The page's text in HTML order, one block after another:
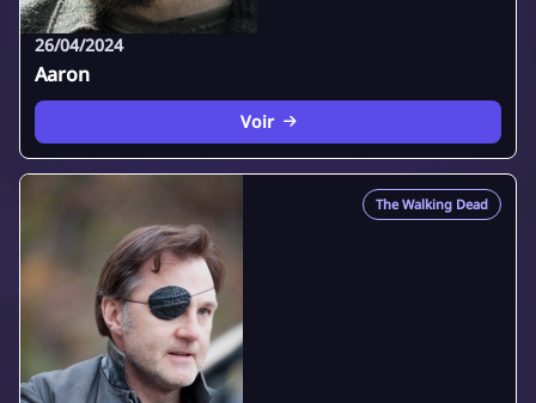
26/04/2024
Aaron
Voir
The Walking Dead